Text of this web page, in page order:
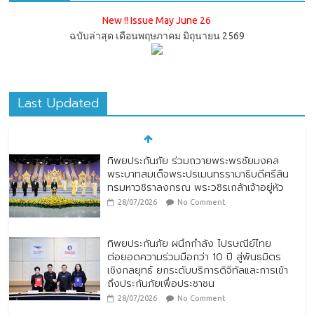
New !! Issue May June 26
ฉบับล่าสุด เดือนพฤษภาคม มิถุนายน 2569
Last Updated
ทิพยประกันภัย ร่วมถวายพระพรชัยมงคล
พระบาทสมเด็จพระปรเมนทรรามาธิบดีศรีสิน
ทรมหาวชิราลงกรณ พระวชิรเกล้าเจ้าอยู่หัว
28/07/2026 No Comment
ทิพยประกันภัย ผนึกกำลัง ไปรษณีย์ไทย
ต่อยอดความร่วมมือกว่า 10 ปี สู่พันธมิตร
เชิงกลยุทธ์ ยกระดับบริการดิจิทัลและการเข้า
ถึงประกันภัยเพื่อประชาชน
28/07/2026 No Comment